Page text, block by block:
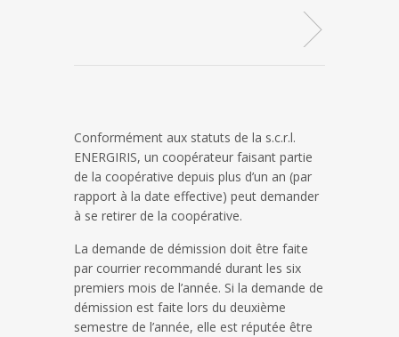
Conformément aux statuts de la s.c.r.l.
ENERGIRIS, un coopérateur faisant partie
de la coopérative depuis plus d’un an (par
rapport à la date effective) peut demander
à se retirer de la coopérative.
La demande de démission doit être faite
par courrier recommandé durant les six
premiers mois de l’année. Si la demande de
démission est faite lors du deuxième
semestre de l’année, elle est réputée être